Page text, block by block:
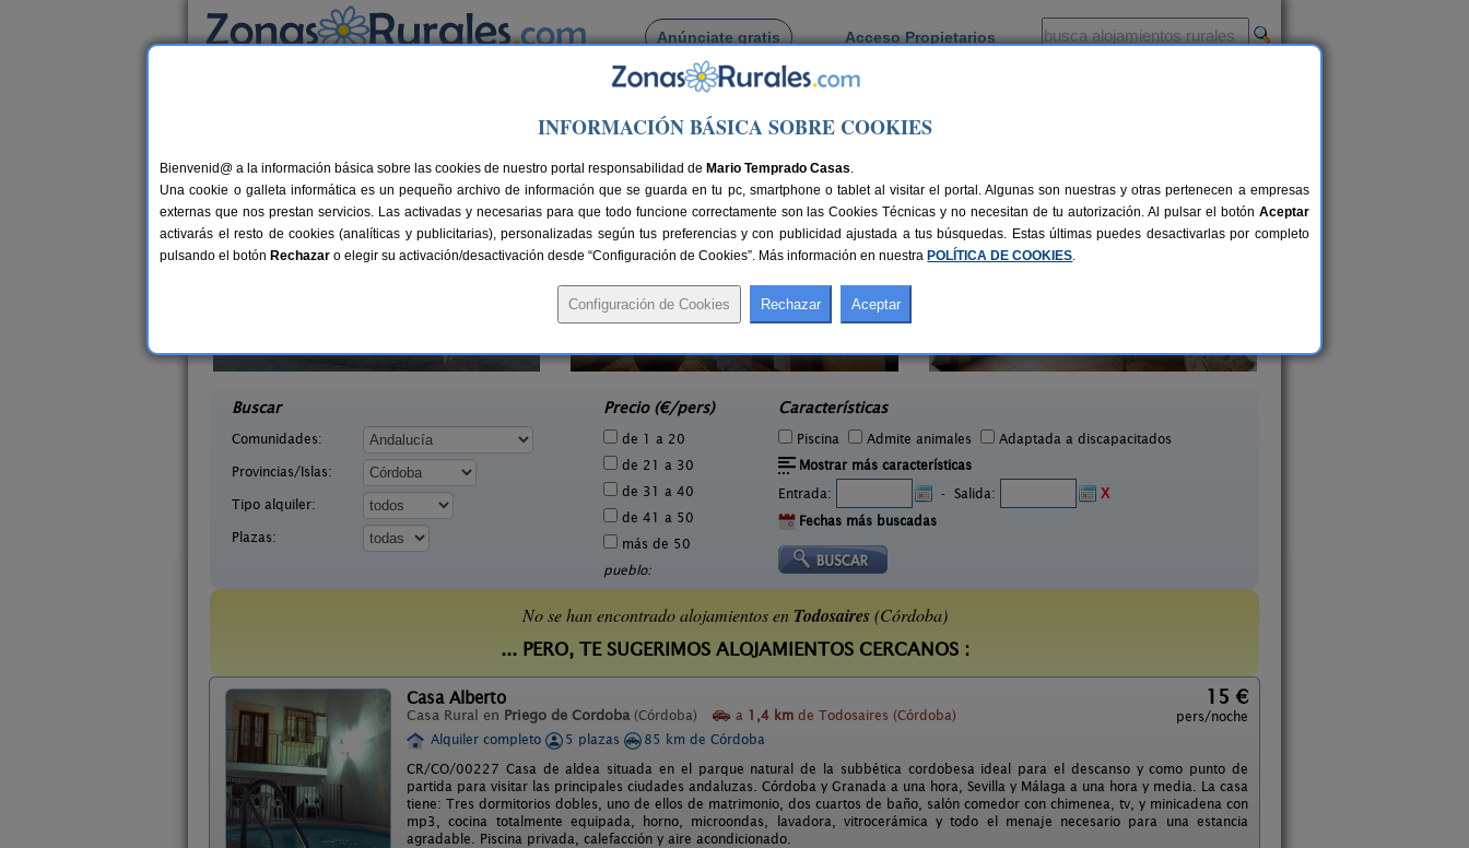
Anúnciate gratis Acceso Propietarios
Busca por pueblo
Casas Rurales cerca de Todosaires
30 €
Montecillo Bajo
Buscar
Comunidades:
Provincias/Islas:
Tipo alquiler:
Plazas:
Precio (€/pers)
de 1 a 20
de 21 a 30
de 31 a 40
de 41 a 50
más de 50
pueblo:
Características
Piscina Admite animales
Adaptada a discapacitados
Mostrar más características
Entrada:
- Salida:
X
Fechas más buscadas
No se han encontrado alojamientos en Todosaires(Córdoba)
... PERO, TE SUGERIMOS ALOJAMIENTOS CERCANOS :
Casa Alberto
Casa Rural en Priego de Cordoba (Córdoba) a 1,4 km de Todosaires (Córdoba)
15 €
pers/noche
Alquiler completo
5 plazas
85 km de Córdoba
CR/CO/00227 Casa de aldea situada en el parque natural de la subbética cordobesa ideal para el descanso y como punto de
partida para visitar las principales ciudades andaluzas. Córdoba y Granada a una hora, Sevilla y Málaga a una hora y media. La casa
tiene: Tres dormitorios dobles, uno de ellos de matrimonio, dos cuartos de baño, salón comedor con chimenea, tv, y minicadena con
mp3, cocina totalmente equipada, horno, microondas, lavadora, vitrocerámica y todo el menaje necesario para una estancia
agradable. Piscina privada, calefacción y aire acondicionado.
INFORMACIÓN BÁSICA SOBRE COOKIES
Bienvenid@ a la información básica sobre las cookies de nuestro portal responsabilidad de Mario Temprado Casas.
Una cookie o galleta informática es un pequeño archivo de información que se guarda en tu pc, smartphone o tablet al visitar el portal. Algunas son nuestras y otras pertenecen a empresas
externas que nos prestan servicios. Las activadas y necesarias para que todo funcione correctamente son las Cookies Técnicas y no necesitan de tu autorización. Al pulsar el botón Aceptar
activarás el resto de cookies (analíticas y publicitarias), personalizadas según tus preferencias y con publicidad ajustada a tus búsquedas. Estas últimas puedes desactivarlas por completo
pulsando el botón Rechazar o elegir su activación/desactivación desde “Configuración de Cookies”. Más información en nuestra POLÍTICA DE COOKIES.